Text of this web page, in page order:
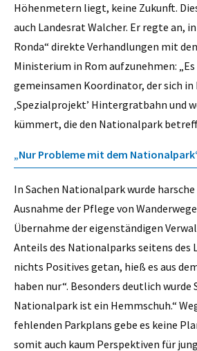
Höhenmetern liegt, keine Zukunft.
auch Landesrat Walcher. Er regte an,
Ronda“ direkte Verhandlungen mit
Ministerium in Rom aufzunehmen:
gemeinsamen Koordinator, der sich in
‚Spezialprojekt’ Hintergratbahn und
kümmert, die den Nationalpark
„Nur Probleme mit dem
In Sachen Nationalpark wurde
Ausnahme der Pflege von
Übernahme der eigenständigen
Anteils des Nationalparks seitens des
nichts Positives getan, hieß es aus
haben nur“. Besonders deutlich wurde
Nationalpark ist ein Hemmschuh.“
fehlenden Parkplans gebe es keine
somit auch kaum Perspektiven für